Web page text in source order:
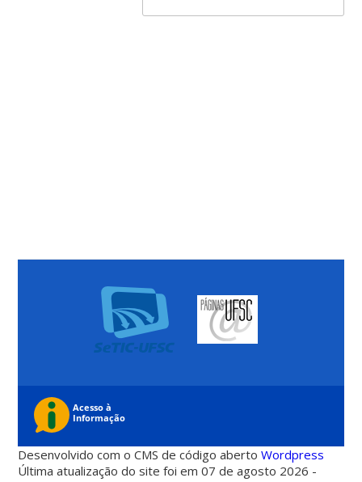
Desenvolvido com o CMS de código abertoWordpress
Última atualização do site foi em 07 de agosto 2026 -